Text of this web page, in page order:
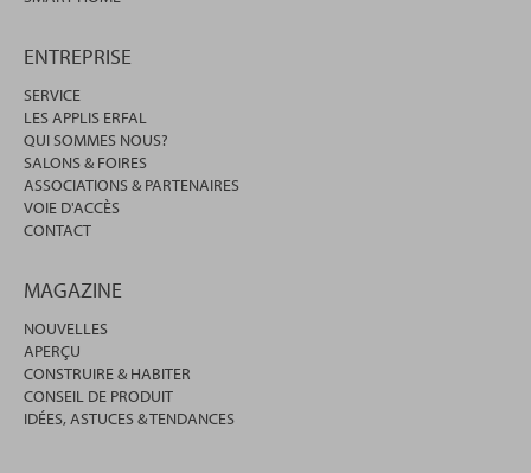
ENTREPRISE
SERVICE
LES APPLIS ERFAL
QUI SOMMES NOUS?
SALONS & FOIRES
ASSOCIATIONS & PARTENAIRES
VOIE D'ACCÈS
CONTACT
MAGAZINE
NOUVELLES
APERÇU
CONSTRUIRE & HABITER
CONSEIL DE PRODUIT
IDÉES, ASTUCES & TENDANCES